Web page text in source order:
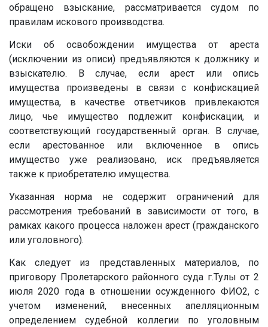
обращено взыскание, рассматривается судом по
правилам искового производства.
Иски об освобождении имущества от ареста
(исключении из описи) предъявляются к должнику и
взыскателю. В случае, если арест или опись
имущества произведены в связи с конфискацией
имущества, в качестве ответчиков привлекаются
лицо, чье имущество подлежит конфискации, и
соответствующий государственный орган. В случае,
если арестованное или включенное в опись
имущество уже реализовано, иск предъявляется
также к приобретателю имущества.
Указанная норма не содержит ограничений для
рассмотрения требований в зависимости от того, в
рамках какого процесса наложен арест (гражданского
или уголовного).
Как следует из представленных материалов, по
приговору Пролетарского районного суда г.Тулы от 2
июля 2020 года в отношении осужденного ФИО2, с
учетом изменений, внесенных апелляционным
определением судебной коллегии по уголовным